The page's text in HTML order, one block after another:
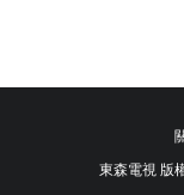
東森電視 版